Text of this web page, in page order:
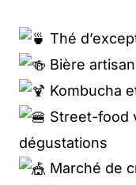
Thé
Bière
Kombucha
Street-food
dégustations
Marché de